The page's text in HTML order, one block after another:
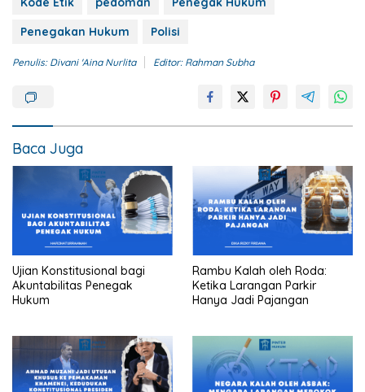
Penegakan Hukum
Polisi
Penulis: Divani 'Aina Nurlita Editor: Rahman Subha
Baca Juga
Ujian Konstitusional bagi
Akuntabilitas Penegak
Hukum
Rambu Kalah oleh Roda:
Ketika Larangan Parkir
Hanya Jadi Pajangan